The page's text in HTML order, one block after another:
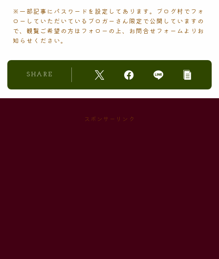
※一部記事にパスワードを設定してあります。ブログ村でフォ
ローしていただいているブロガーさん限定で公開していますの
で、観覧ご希望の方はフォローの上、お問合せフォームよりお
知らせください。
SHARE
スポンサーリンク